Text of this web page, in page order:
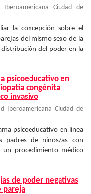
Iberoamericana Ciudad de
la concepción sobre el
del mismo sexo de la
distribución del poder en la
psicoeducativo en
congénita
invasivo
Iberoamericana Ciudad de
psicoeducativo en línea
padres de niños/as con
un procedimiento médico
de poder negativas
pareja